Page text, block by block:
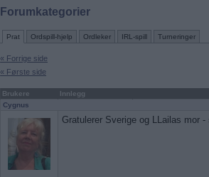
Forumkategorier
Prat Ordspill-hjelp Ordleker IRL-spill Turneringer
« Forrige side
« Første side
Brukere
Innlegg
Cygnus
Gratulerer Sverige og LLailas mor